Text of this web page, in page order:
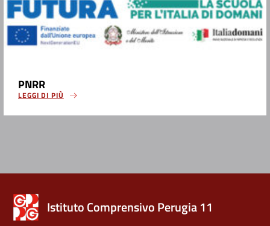
PNRR
LEGGI DI PIÙ
Istituto Comprensivo Perugia 11